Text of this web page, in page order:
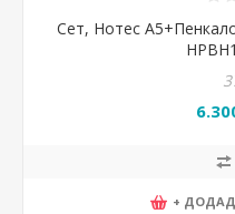
Сет, Нотес
+